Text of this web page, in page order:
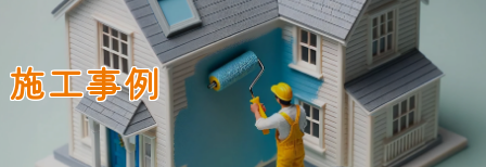
施工事例